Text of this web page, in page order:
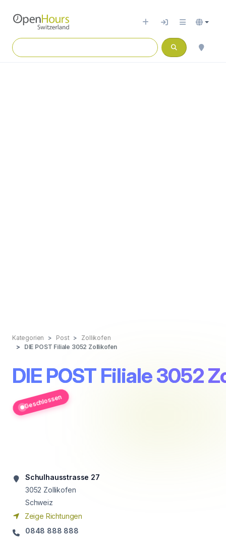
Kategorien Post
Zollikofen
DIE POST Filiale 3052 Zollikofen
DIE POST Filiale 3052
Geschlossen
Schulhausstrasse 27
3052 Zollikofen
Schweiz
Zeige Richtungen
0848 888 888